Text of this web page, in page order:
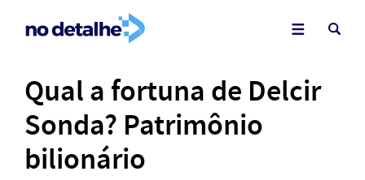
Qual a fortuna de Delcir
Sonda? Patrimônio
bilionário